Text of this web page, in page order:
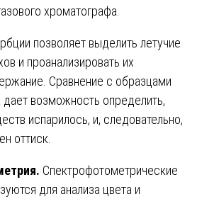
хроматографа.
позволяет выделить летучие
и проанализировать их
Сравнение с образцами
дает возможность определить,
испарилось, и, следовательно,
оттиск.
Спектрофотометрические
для анализа цвета и